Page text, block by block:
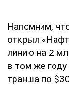
Напомним,
открыл
линию на 2
в том же
транша по